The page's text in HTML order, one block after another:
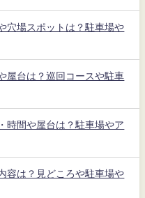
穴場スポットは？駐車場や
屋台は？巡回コースや駐車
時間や屋台は？駐車場やア
容は？見どころや駐車場や